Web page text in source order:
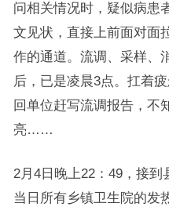
问相关情况时，疑似病患
文见状，直接上前面对面
作的通道。流调、采样、
后，已是凌晨3点。扛着
回单位赶写流调报告，不
亮……
2月4日晚上22：49，接到
当日所有乡镇卫生院的发